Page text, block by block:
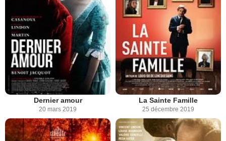
Dernier amour
20 mars 2019
La Sainte Famille
25 décembre 2019